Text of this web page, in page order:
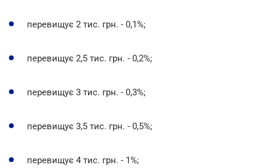
перевищує 2 тис. грн. - 0,1%;
перевищує 2,5 тис. грн. - 0,2%;
перевищує 3 тис. грн. - 0,3%;
перевищує 3,5 тис. грн. - 0,5%;
перевищує 4 тис. грн. - 1%;